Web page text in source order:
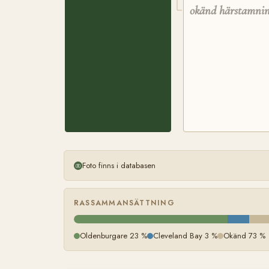
okänd
Foto finns i databasen
RASSAMMANSÄTTNING
Oldenburgare 23 % Cleveland Bay 3 % Okänd 73 %